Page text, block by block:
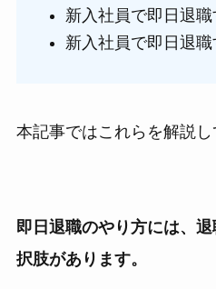
新入社員で即日退職
新入社員で即日退
本記事ではこれらを解説し
即日退職のやり方には、
択肢があります。